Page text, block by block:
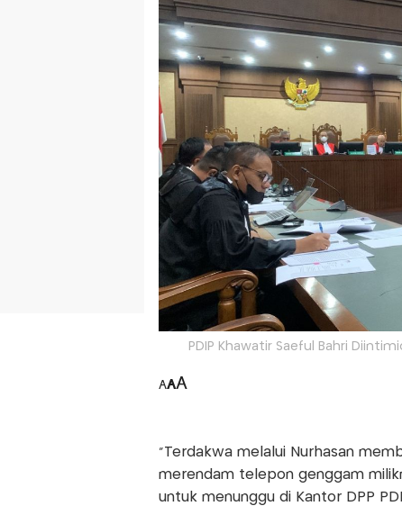
PDIP Khawatir Saeful Bahri
AAA
"Terdakwa melalui Nurhasan
merendam telepon genggam
untuk menunggu di Kantor DPP